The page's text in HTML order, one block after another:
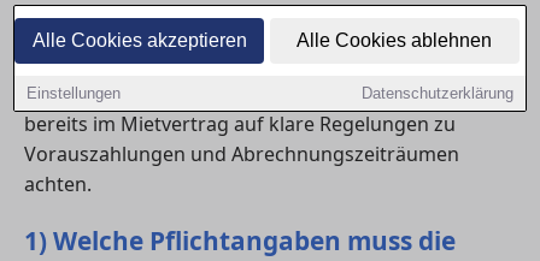
Alle Cookies akzeptieren Alle Cookies ablehnen
Einstellungen Datenschutzerklärung
verständliche Nebenkostenabrechnung ist Pflicht –
dennoch sind Fehler häufig.
Wer eine neue
bezieht, sollte
bereits im Mietvertrag auf klare Regelungen zu
Vorauszahlungen und Abrechnungszeiträumen
achten.
1) Welche Pflichtangaben muss die